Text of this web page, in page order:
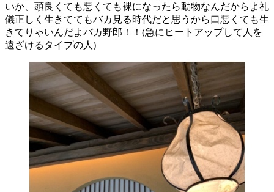
いか、頭良くても悪くても裸になったら動物なんだからよ礼
儀正しく生きててもバカ見る時代だと思うから口悪くても生
きてりゃいんだよバカ野郎！！(急にヒートアップして人を
遠ざけるタイプの人)